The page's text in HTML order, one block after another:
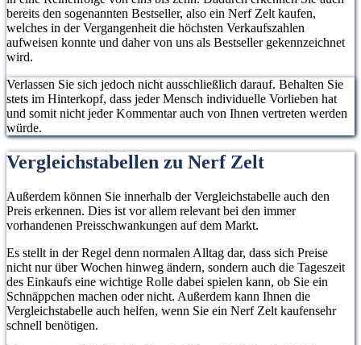
bereits den sogenannten Bestseller, also ein Nerf Zelt kaufen,
welches in der Vergangenheit die höchsten Verkaufszahlen
aufweisen konnte und daher von uns als Bestseller gekennzeichnet
wird.
Verlassen Sie sich jedoch nicht ausschließlich darauf. Behalten Sie
stets im Hinterkopf, dass jeder Mensch individuelle Vorlieben hat
und somit nicht jeder Kommentar auch von Ihnen vertreten werden
würde.
Vergleichstabellen zu Nerf Zelt
Außerdem können Sie innerhalb der Vergleichstabelle auch den
Preis erkennen. Dies ist vor allem relevant bei den immer
vorhandenen Preisschwankungen auf dem Markt.
Es stellt in der Regel denn normalen Alltag dar, dass sich Preise
nicht nur über Wochen hinweg ändern, sondern auch die Tageszeit
des Einkaufs eine wichtige Rolle dabei spielen kann, ob Sie ein
Schnäppchen machen oder nicht. Außerdem kann Ihnen die
Vergleichstabelle auch helfen, wenn Sie ein Nerf Zelt kaufensehr
schnell benötigen.